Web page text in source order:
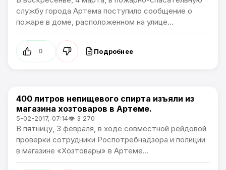
службу города Артема поступило сообщение о
пожаре в доме, расположенном на улице...
0 Подробнее
Происшествия
400 литров непищевого спирта изъяли из
магазина хозтоваров в Артеме.
5-02-2017, 07:14👁 3 270
В пятницу, 3 февраля, в ходе совместной рейдовой
проверки сотрудники Роспотребнадзора и полиции
в магазине «Хозтовары» в Артеме...